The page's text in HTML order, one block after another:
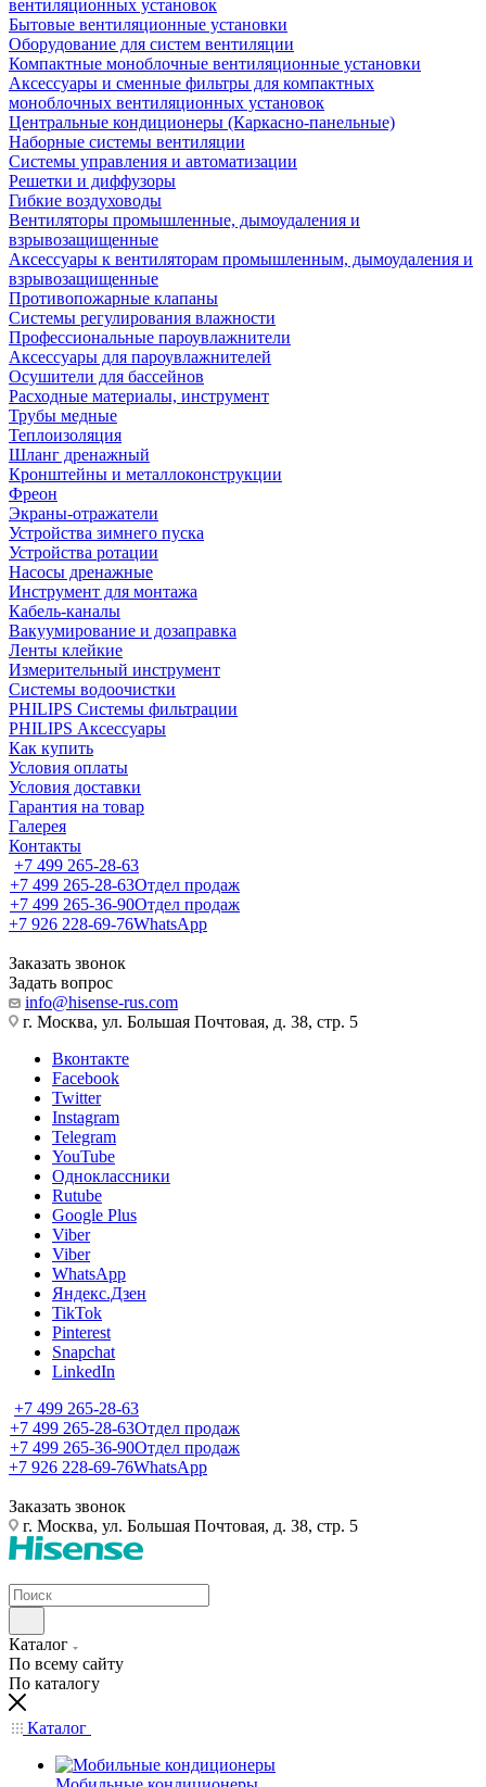
вентиляционных установок
Бытовые вентиляционные установки
Оборудование для систем вентиляции
Компактные моноблочные вентиляционные установки
Аксессуары и сменные фильтры для компактных
моноблочных вентиляционных установок
Центральные кондиционеры (Каркасно-панельные)
Наборные системы вентиляции
Системы управления и автоматизации
Решетки и диффузоры
Гибкие воздуховоды
Вентиляторы промышленные, дымоудаления и
взрывозащищенные
Аксессуары к вентиляторам промышленным, дымоудаления и
взрывозащищенные
Противопожарные клапаны
Системы регулирования влажности
Профессиональные пароувлажнители
Аксессуары для пароувлажнителей
Осушители для бассейнов
Расходные материалы, инструмент
Трубы медные
Теплоизоляция
Шланг дренажный
Кронштейны и металлоконструкции
Фреон
Экраны-отражатели
Устройства зимнего пуска
Устройства ротации
Насосы дренажные
Инструмент для монтажа
Кабель-каналы
Вакуумирование и дозаправка
Ленты клейкие
Измерительный инструмент
Системы водоочистки
PHILIPS Системы фильтрации
PHILIPS Аксессуары
Как купить
Условия оплаты
Условия доставки
Гарантия на товар
Галерея
Контакты
+7 499 265-28-63
+7 499 265-28-63Отдел продаж
+7 499 265-36-90Отдел продаж
+7 926 228-69-76WhatsApp
Заказать звонок
Задать вопрос
info@hisense-rus.com
г. Москва, ул. Большая Почтовая, д. 38, стр. 5
Вконтакте
Facebook
Twitter
Instagram
Telegram
YouTube
Одноклассники
Rutube
Google Plus
Viber
Viber
WhatsApp
Яндекс.Дзен
TikTok
Pinterest
Snapchat
LinkedIn
+7 499 265-28-63
+7 499 265-28-63Отдел продаж
+7 499 265-36-90Отдел продаж
+7 926 228-69-76WhatsApp
Заказать звонок
г. Москва, ул. Большая Почтовая, д. 38, стр. 5
Каталог
По всему сайту
По каталогу
Каталог